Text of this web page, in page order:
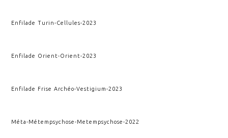
Enfilade Turin-Cellules-2023
Enfilade Orient-Orient-2023
Enfilade Frise Archéo-Vestigium-2023
Méta-Métempsychose-Metempsychose-2022